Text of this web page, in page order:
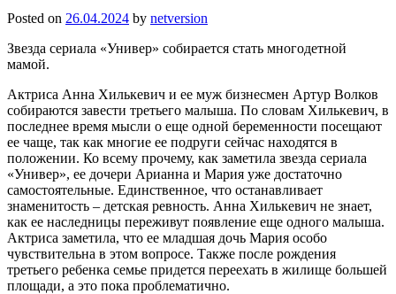
Posted on 26.04.2024 by netversion
Звезда сериала «Универ» собирается стать многодетной
мамой.
Актриса Анна Хилькевич и ее муж бизнесмен Артур Волков
собираются завести третьего малыша. По словам Хилькевич, в
последнее время мысли о еще одной беременности посещают
ее чаще, так как многие ее подруги сейчас находятся в
положении. Ко всему прочему, как заметила звезда сериала
«Универ», ее дочери Арианна и Мария уже достаточно
самостоятельные. Единственное, что останавливает
знаменитость – детская ревность. Анна Хилькевич не знает,
как ее наследницы переживут появление еще одного малыша.
Актриса заметила, что ее младшая дочь Мария особо
чувствительна в этом вопросе. Также после рождения
третьего ребенка семье придется переехать в жилище большей
площади, а это пока проблематично.